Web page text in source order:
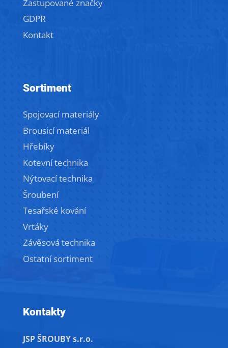
Zastupované značky
GDPR
Kontakt
Sortiment
Spojovací materiály
Brousicí materiál
Hřebíky
Kotevní technika
Nýtovací technika
Šroubení
Tesařské kování
Vrtáky
Závěsová technika
Ostatní sortiment
Kontakty
JSP ŠROUBY s.r.o.